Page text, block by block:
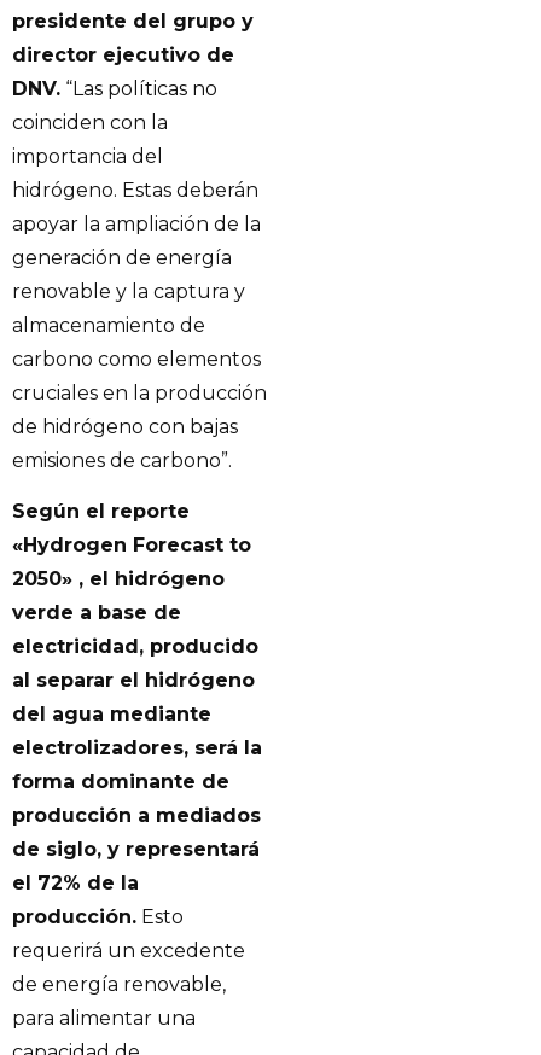
presidente del grupo y
director ejecutivo de
DNV. “Las políticas no
coinciden con la
importancia del
hidrógeno. Estas deberán
apoyar la ampliación de la
generación de energía
renovable y la captura y
almacenamiento de
carbono como elementos
cruciales en la producción
de hidrógeno con bajas
emisiones de carbono”.
Según el reporte
«Hydrogen Forecast to
2050» , el hidrógeno
verde a base de
electricidad, producido
al separar el hidrógeno
del agua mediante
electrolizadores, será la
forma dominante de
producción a mediados
de siglo, y representará
el 72% de la
producción. Esto
requerirá un excedente
de energía renovable,
para alimentar una